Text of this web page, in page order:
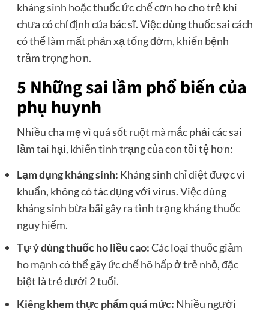
kháng sinh hoặc thuốc ức chế cơn ho cho trẻ khi
chưa có chỉ định của bác sĩ. Việc dùng thuốc sai cách
có thể làm mất phản xạ tống đờm, khiến bệnh
trầm trọng hơn.
5 Những sai lầm phổ biến của
phụ huynh
Nhiều cha mẹ vì quá sốt ruột mà mắc phải các sai
lầm tai hại, khiến tình trạng của con tồi tệ hơn:
Lạm dụng kháng sinh: Kháng sinh chỉ diệt được vi
khuẩn, không có tác dụng với virus. Việc dùng
kháng sinh bừa bãi gây ra tình trạng kháng thuốc
nguy hiểm.
Tự ý dùng thuốc ho liều cao:Các loại thuốc giảm
ho mạnh có thể gây ức chế hô hấp ở trẻ nhỏ, đặc
biệt là trẻ dưới 2 tuổi.
Kiêng khem thực phẩm quá mức: Nhiều người